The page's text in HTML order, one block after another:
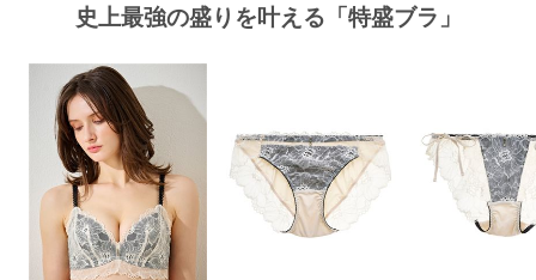
史上最強の盛りを叶える「特盛ブラ」